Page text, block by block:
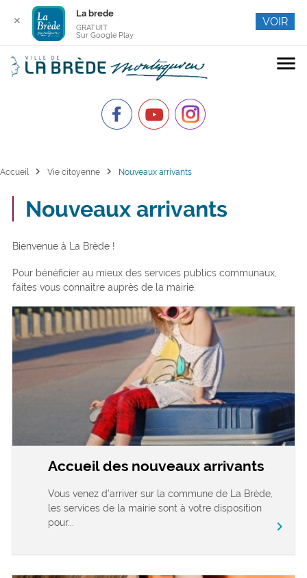
menu
Accueil chevron_right Vie citoyenne chevron_right Nouveaux arrivants
Nouveaux arrivants
Bienvenue à La Brède !
Pour bénéficier au mieux des services publics communaux,
faites vous connaitre auprès de la mairie.
Accueil des nouveaux arrivants
Vous venez d’arriver sur la commune de La Brède,
les services de la mairie sont à votre disposition
pour...
chevron_right
✕
La brede
GRATUIT
Sur Google Play
VOIR